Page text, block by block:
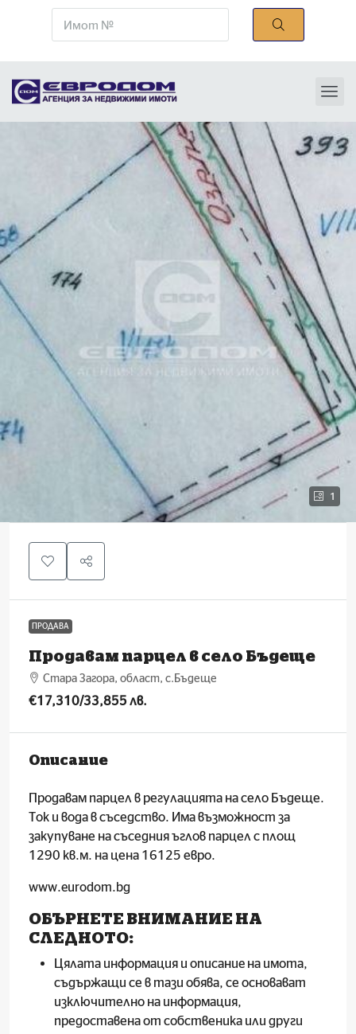
1
ПРОДАВА
Продавам парцел в село Бъдеще
Стара Загора, област, с.Бъдеще
€17,310/33,855 лв.
Описание
Продавам парцел в регулацията на село Бъдеще.
Ток и вода в съседство. Има възможност за
закупуване на съседния ъглов парцел с площ
1290 кв.м. на цена 16125 евро.
www.eurodom.bg
ОБЪРНЕТЕ ВНИМАНИЕ НА
СЛЕДНОТО:
Цялата информация и описаниe на имота,
съдържащи се в тази обява, се основават
изключително на информация,
предоставена от собственика или други